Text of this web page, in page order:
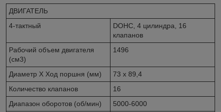
ДВИГАТЕЛЬ
4-тактный
DОНС, 4 цилиндра, 16
клапанов
Рабочий объем двигателя
(см3)
1496
Диаметр Х Ход поршня (мм)
73 х 89,4
Количество клапанов
16
Диапазон оборотов (об/мин)
5000-6000